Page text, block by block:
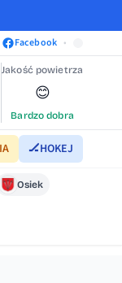
Facebook •
Jakość powietrza
😊
Bardzo dobra
🏒HOKEJ
Osiek